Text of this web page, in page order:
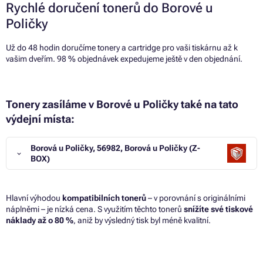
Rychlé doručení tonerů do Borové u
Poličky
Už do 48 hodin doručíme tonery a cartridge pro vaši tiskárnu až k
vašim dveřím. 98 % objednávek expedujeme ještě v den objednání.
Tonery zasíláme v Borové u Poličky také na tato
výdejní místa:
Borová u Poličky, 56982, Borová u Poličky (Z-
BOX)
Hlavní výhodou kompatibilních tonerů– v porovnání s originálními
náplněmi – je nízká cena. S využitím těchto tonerů snížíte své tiskové
náklady až o 80 %, aniž by výsledný tisk byl méně kvalitní.